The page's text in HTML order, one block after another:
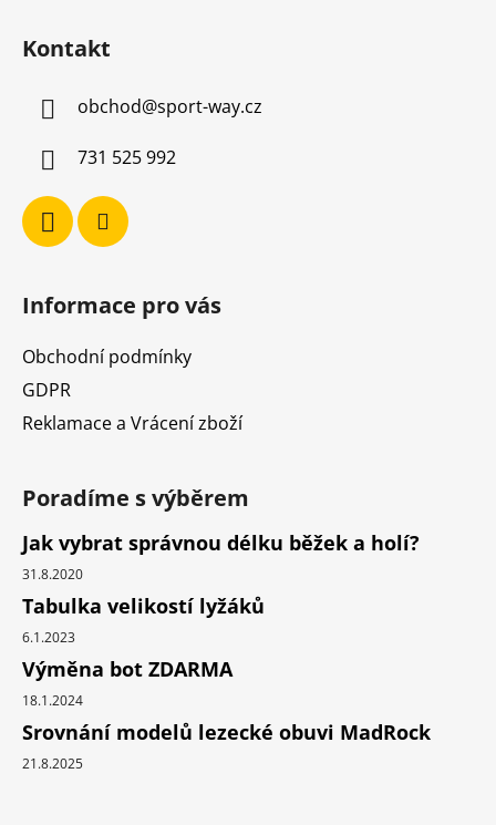
Kontakt
obchod@sport-way.cz
731 525 992
Informace pro vás
Obchodní podmínky
GDPR
Reklamace a Vrácení zboží
Poradíme s výběrem
Jak vybrat správnou délku běžek a holí?
31.8.2020
Tabulka velikostí lyžáků
6.1.2023
Výměna bot ZDARMA
18.1.2024
Srovnání modelů lezecké obuvi MadRock
21.8.2025